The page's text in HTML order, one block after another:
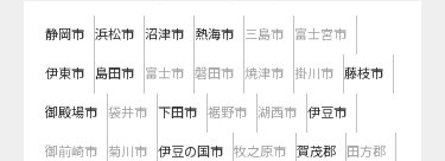
静岡市 浜松市 沼津市 熱海市 三島市 富士宮市
伊東市 島田市 富士市 磐田市 焼津市 掛川市 藤枝市
御殿場市 袋井市 下田市 裾野市 湖西市 伊豆市
御前崎市 菊川市 伊豆の国市 牧之原市 賀茂郡 田方郡